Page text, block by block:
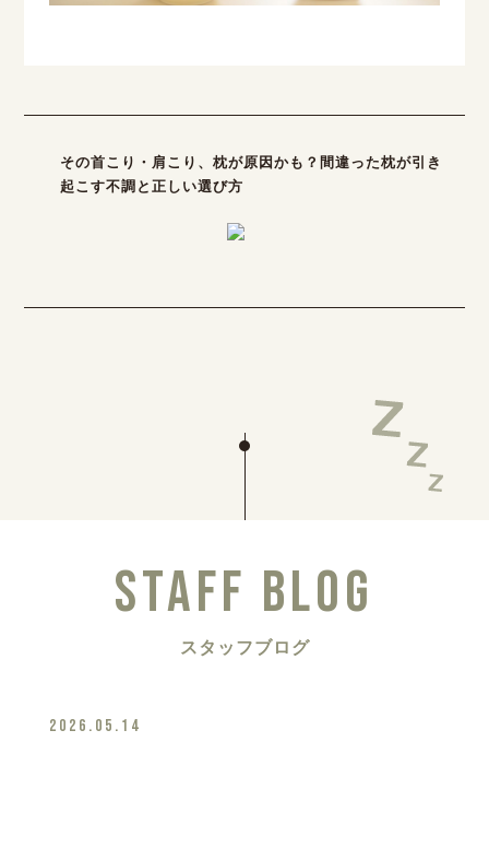
その首こり・肩こり、枕が原因かも？間違った枕が引き
起こす不調と正しい選び方
STAFF BLOG
スタッフブログ
2026.05.14